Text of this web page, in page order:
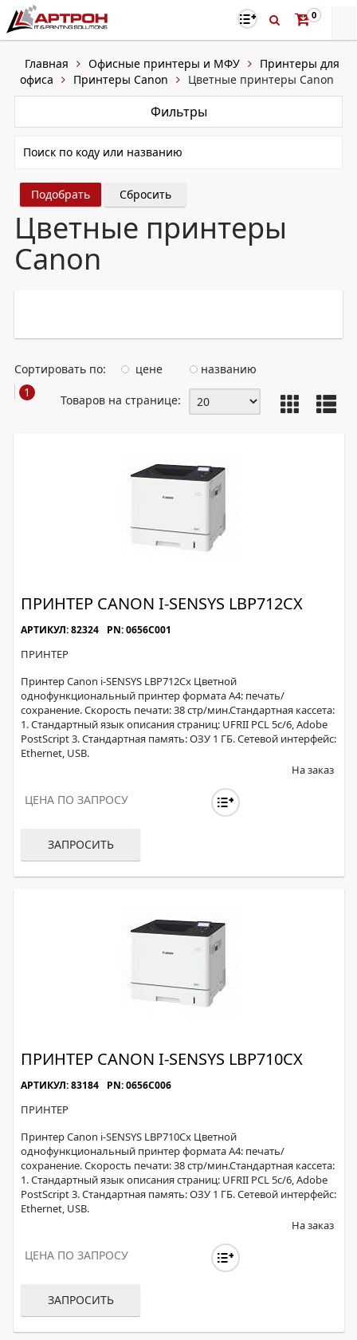
0
Главная Офисные принтеры и МФУ
Принтеры для
офиса
Принтеры Canon Цветные принтеры Canon
Фильтры
Сбросить
Цветные принтеры
Canon
Сортировать по: цене
названию
1
Товаров на странице:
ПРИНТЕР CANON I-SENSYS LBP712CX
АРТИКУЛ: 82324 PN: 0656C001
ПРИНТЕР
Принтер Canon i-SENSYS LBP712Cx Цветной
однофункциональный принтер формата A4: печать/
сохранение. Скорость печати: 38 стр/мин.Стандартная кассета:
1. Стандартный язык описания страниц: UFRII PCL 5c/6, Adobe
PostScript 3. Стандартная память: ОЗУ 1 ГБ. Сетевой интерфейс:
Ethernet, USB.
На заказ
ЦЕНА ПО ЗАПРОСУ
ЗАПРОСИТЬ
ПРИНТЕР CANON I-SENSYS LBP710CX
АРТИКУЛ: 83184 PN: 0656C006
ПРИНТЕР
Принтер Canon i-SENSYS LBP710Cx Цветной
однофункциональный принтер формата A4: печать/
сохранение. Скорость печати: 38 стр/мин.Стандартная кассета:
1. Стандартный язык описания страниц: UFRII PCL 5c/6, Adobe
PostScript 3. Стандартная память: ОЗУ 1 ГБ. Сетевой интерфейс:
Ethernet, USB.
На заказ
ЦЕНА ПО ЗАПРОСУ
ЗАПРОСИТЬ